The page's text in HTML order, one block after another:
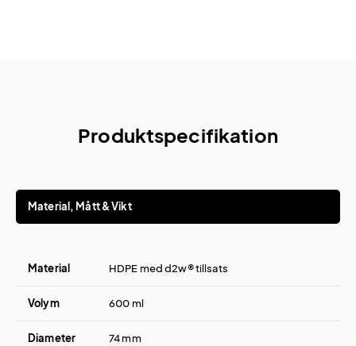
Produktspecifikation
Material, Mått & Vikt
Material HDPE med d2w® tillsats
Volym 600 ml
Diameter 74 mm